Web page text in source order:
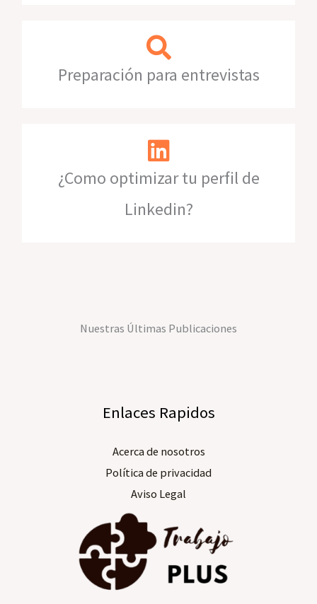
Preparación para entrevistas​
¿Como optimizar tu perfil de
Linkedin?
Nuestras Últimas Publicaciones
Enlaces Rapidos
Acerca de nosotros​
Política de privacidad
Aviso Legal